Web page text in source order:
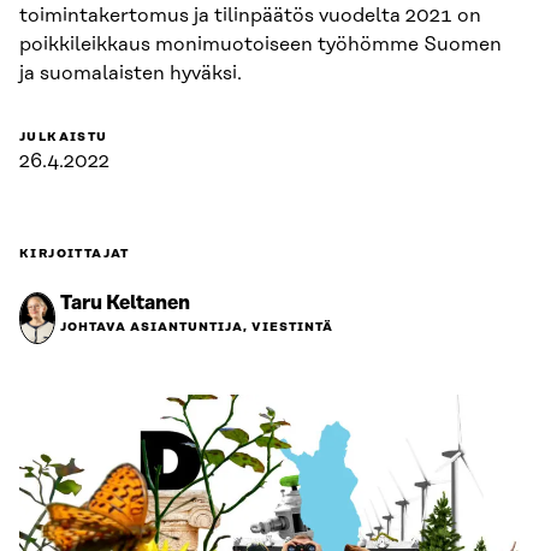
toimintakertomus ja tilinpäätös vuodelta 2021 on
poikkileikkaus monimuotoiseen työhömme Suomen
ja suomalaisten hyväksi.
JULKAISTU
26.4.2022
KIRJOITTAJAT
Taru Keltanen
JOHTAVA ASIANTUNTIJA, VIESTINTÄ